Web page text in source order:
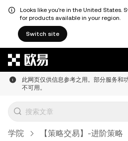
Looks like you're in the United States.
for products available in your region.
Switch site
此网页仅供信息参考之用。部分服务和
不可用。
学院 【策略交易】-进阶策略